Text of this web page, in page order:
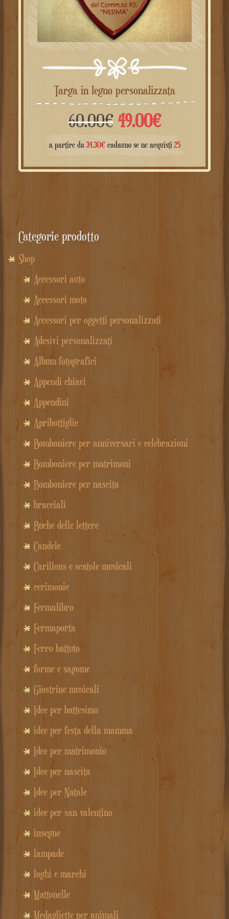
Targa in legno personalizzata
60.00€ Il
prezzo
originale
49.00€Il
prezzo
attuale
a partire da 34.30€cadauno se ne acquisti 25
Categorie prodotto
Shop
Accessori auto
Accessori moto
Accessori per oggetti personalizzati
Adesivi personalizzati
Album fotografici
Appendi chiavi
Appendini
Apribottiglie
Bomboniere per anniversari e celebrazioni
Bomboniere per matrimoni
Bomboniere per nascita
bracciali
Buche delle lettere
Candele
Carillons e scatole musicali
cerimonie
Fermalibro
Fermaporta
Ferro battuto
forme e sagome
Giostrine musicali
Idee per battesimo
idee per festa della mamma
Idee per matrimonio
Idee per nascita
Idee per Natale
idee per san valentino
insegne
lampade
loghi e marchi
Mattonelle
Medagliette per animali